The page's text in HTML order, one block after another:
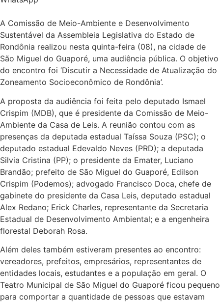
A Comissão de Meio-Ambiente e Desenvolvimento
Sustentável da Assembleia Legislativa do Estado de
Rondônia realizou nesta quinta-feira (08), na cidade de
São Miguel do Guaporé, uma audiência pública. O objetivo
do encontro foi ‘Discutir a Necessidade de Atualização do
Zoneamento Socioeconômico de Rondônia’.
A proposta da audiência foi feita pelo deputado Ismael
Crispim (MDB), que é presidente da Comissão de Meio-
Ambiente da Casa de Leis. A reunião contou com as
presenças da deputada estadual Taíssa Souza (PSC); o
deputado estadual Edevaldo Neves (PRD); a deputada
Silvia Cristina (PP); o presidente da Emater, Luciano
Brandão; prefeito de São Miguel do Guaporé, Edilson
Crispim (Podemos); advogado Francisco Doca, chefe de
gabinete do presidente da Casa Leis, deputado estadual
Alex Redano; Erick Charles, representante da Secretaria
Estadual de Desenvolvimento Ambiental; e a engenheira
florestal Deborah Rosa.
Além deles também estiveram presentes ao encontro:
vereadores, prefeitos, empresários, representantes de
entidades locais, estudantes e a população em geral. O
Teatro Municipal de São Miguel do Guaporé ficou pequeno
para comportar a quantidade de pessoas que estavam